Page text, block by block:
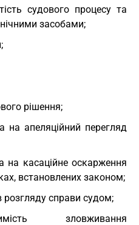
судового процесу та
засобами;
рішення;
на апеляційний перегляд
на касаційне оскарження
встановлених законом;
розгляду справи судом;
зловживання